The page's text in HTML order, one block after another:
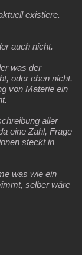
existiere.
auch nicht.
was der
oder eben nicht.
von Materie ein
aller
eine Zahl, Frage
steckt in
was wie ein
selber wäre